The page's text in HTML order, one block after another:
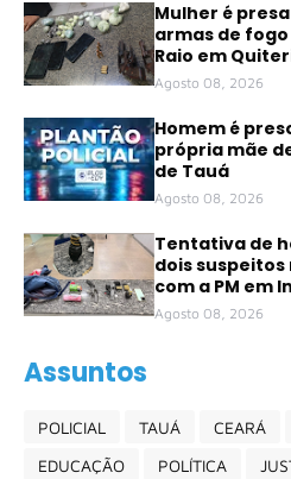
Mulher é
armas de
Raio em
Agosto 08, 2026
Homem é
própria mãe
de Tauá
Agosto 08, 2026
Tentativa de
dois
com a PM em
Agosto 08, 2026
Assuntos
POLICIAL TAUÁ CEARÁ
EDUCAÇÃO
POLÍTICA